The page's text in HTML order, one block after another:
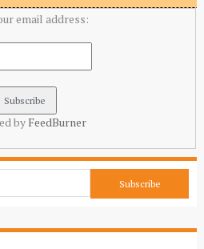
email address:
by FeedBurner